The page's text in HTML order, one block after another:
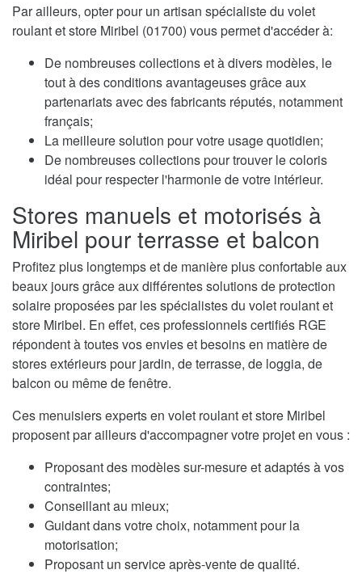
Par ailleurs, opter pour un artisan spécialiste du volet
roulant et store Miribel (01700) vous permet d'accéder à:
De nombreuses collections et à divers modèles, le
tout à des conditions avantageuses grâce aux
partenariats avec des fabricants réputés, notamment
français;
La meilleure solution pour votre usage quotidien;
De nombreuses collections pour trouver le coloris
idéal pour respecter l'harmonie de votre intérieur.
Stores manuels et motorisés à
Miribel pour terrasse et balcon
Profitez plus longtemps et de manière plus confortable aux
beaux jours grâce aux différentes solutions de protection
solaire proposées par les spécialistes du volet roulant et
store Miribel. En effet, ces professionnels certifiés RGE
répondent à toutes vos envies et besoins en matière de
stores extérieurs pour jardin, de terrasse, de loggia, de
balcon ou même de fenêtre.
Ces menuisiers experts en volet roulant et store Miribel
proposent par ailleurs d'accompagner votre projet en vous :
Proposant des modèles sur-mesure et adaptés à vos
contraintes;
Conseillant au mieux;
Guidant dans votre choix, notamment pour la
motorisation;
Proposant un service après-vente de qualité.